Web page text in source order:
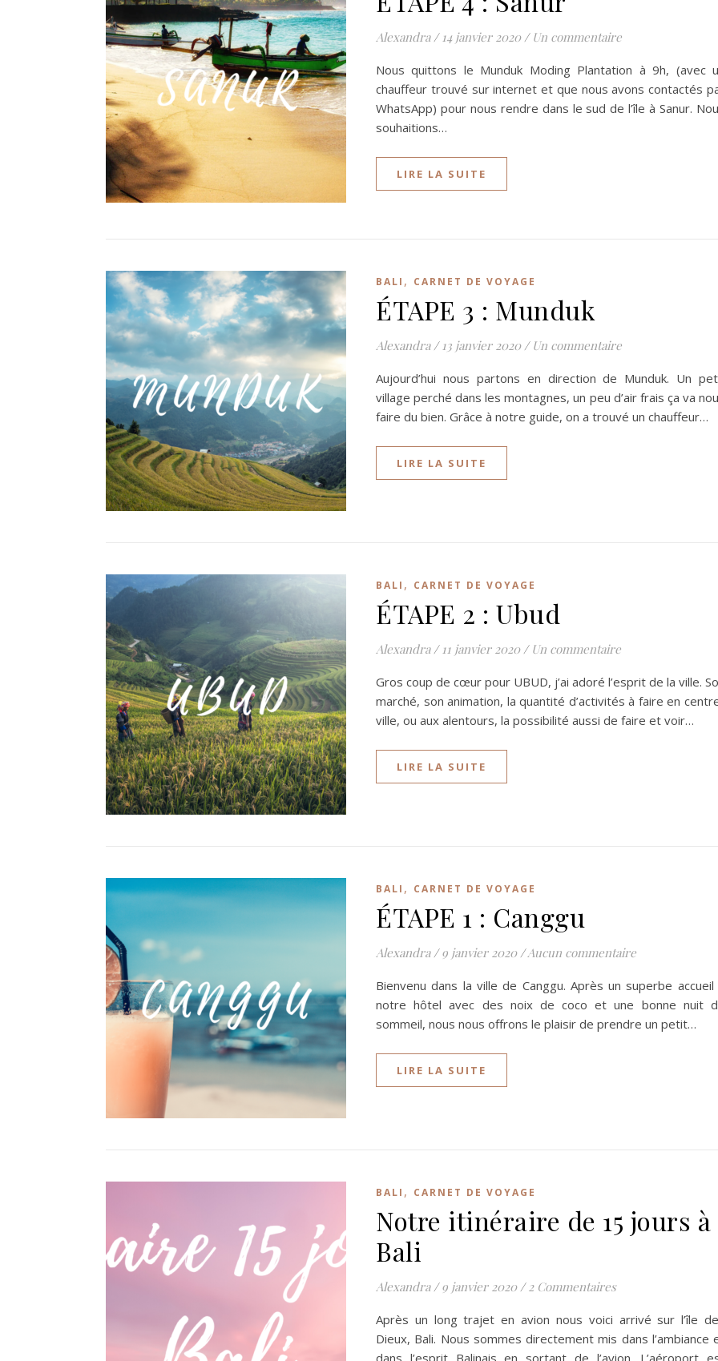
Alexandra / 14 janvier 2020 / Un commentaire
Nous quittons le Munduk Moding Plantation à 9h, (avec
chauffeur trouvé sur internet et que nous avons contactés
WhatsApp) pour nous rendre dans le sud de l’île à Sanur.
souhaitions…
LIRE LA SUITE
BALI , CARNET DE VOYAGE
ÉTAPE 3 : Munduk
Alexandra / 13 janvier 2020 / Un commentaire
Aujourd’hui nous partons en direction de Munduk. Un
village perché dans les montagnes, un peu d’air frais ça va
faire du bien. Grâce à notre guide, on a trouvé un chauffeur…
LIRE LA SUITE
BALI , CARNET DE VOYAGE
ÉTAPE 2 : Ubud
Alexandra / 11 janvier 2020 / Un commentaire
Gros coup de cœur pour UBUD, j’ai adoré l’esprit de la ville.
marché, son animation, la quantité d’activités à faire en
ville, ou aux alentours, la possibilité aussi de faire et voir…
LIRE LA SUITE
BALI , CARNET DE VOYAGE
ÉTAPE 1 : Canggu
Alexandra / 9 janvier 2020 /Aucun commentaire
Bienvenu dans la ville de Canggu. Après un superbe accueil
notre hôtel avec des noix de coco et une bonne nuit
sommeil, nous nous offrons le plaisir de prendre un petit…
LIRE LA SUITE
BALI , CARNET DE VOYAGE
Notre itinéraire de 15 jours à
Bali
Alexandra / 9 janvier 2020 / 2 Commentaires
Après un long trajet en avion nous voici arrivé sur l’île
Dieux, Bali. Nous sommes directement mis dans l’ambiance
dans l’esprit Balinais en sortant de l’avion. L’aéroport